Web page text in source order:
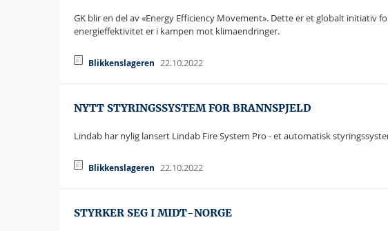
GK blir en del av «Energy Efficiency Movement». Dette er et globalt initiativ
energieffektivitet er i kampen mot klimaendringer.
Blikkenslageren 22.10.2022
NYTT STYRINGSSYSTEM FOR BRANNSPJELD
Lindab har nylig lansert Lindab Fire System Pro - et automatisk
Blikkenslageren 22.10.2022
STYRKER SEG I MIDT-NORGE